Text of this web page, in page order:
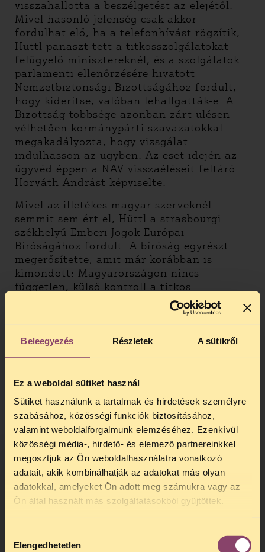
Beleegyezés Részletek A sütikről
Ez a weboldal sütiket használ
Sütiket használunk a tartalmak és hirdetések személyre
szabásához, közösségi funkciók biztosításához,
valamint weboldalforgalmunk elemzéséhez. Ezenkívül
közösségi média-, hirdető- és elemező partnereinkkel
megosztjuk az Ön weboldalhasználatra vonatkozó
adatait, akik kombinálhatják az adatokat más olyan
adatokkal, amelyeket Ön adott meg számukra vagy az
Ön által használt más szolgáltatásokból gyűjtöttek.
kiválasztása
Elengedhetetlen
visszahallotta a beszélgetést az elejétől.
Mivel hasonló jelenség csak akkor
fordulhat elő, ha a telefonhívást rögzítik,
Hüttl panaszt tett a titkosszolgálatokat
felügyelő minisztereknél, és a szolgálatok
parlamenti ellenőrzésére hivatott
Nemzetbiztonsági Bizottságához fordult,
hogy kiderítse, valóban lehallgatták-e. A
Bizottság többsége azonban zárt ülésen –
vélhetően kormánypárti szavazatokkal –
megakadályozta, hogy vizsgálat
indulhasson az ügyben. Az eset idején az
ügyvéd éppen a NAV visszaéléseit feltáró
Horváth Andrást képviselte.
Mivel az illetékes magyar szerveknél
semmit sem ért el, Hüttl a strasbourgi
székhelyű Emberi Jogok Európai
Bíróságához fordult. A bíróság egyrészt
megerősítette, amit már korábban is
kimondott: Magyarországon nincs
független, külső kontroll a titkos
megfigyelések elrendelése és végrehajtása
felett, a jogsértésekkel szemben pedig nem
áll rendelkezésre hatékony jogorvoslat.
Másrészt részletesen foglalkozott azzal is,
hogy a magyar adatvédelmi hatóság
Az EJEB megállapította, hogy a NAIH ugyan
jogosult vizsgálni a titkosszolgálatok
tevékenységét, de működésmódjából
következően nem alkalmas arra, hogy
független kontrollt gyakoroljon. A
titkosszolgálatok ugyanis megtagadhatják
a hozzáférést egyes iratokhoz, ilyen
esetekben pedig az őket irányító miniszter
végzi el az ellenőrzést az adatvédelmi
hatóság helyett, aki maga is érdekelt lehet
az adatok eltitkolásában.
Remport Ádám, a TASZ jogásza szerint: „Az
TELEFONOS JOGSEGÉLY
SZÜNET!
hogytelefonos jogsegélyünk július 27 és